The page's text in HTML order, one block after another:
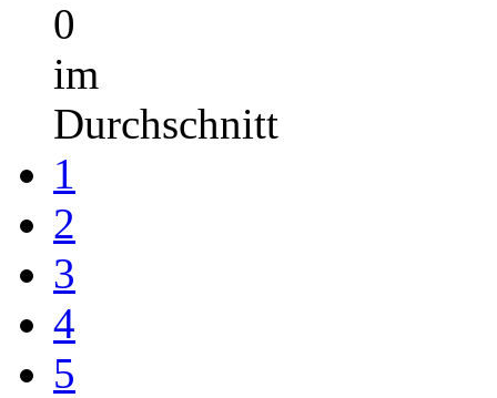
0
im
Durchschnitt
1
2
3
4
5